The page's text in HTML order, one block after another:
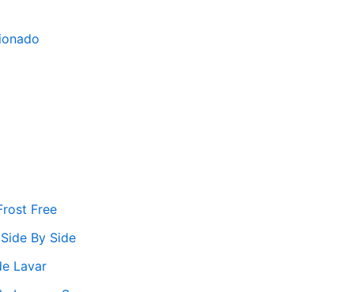
Free
By Side
Lavar